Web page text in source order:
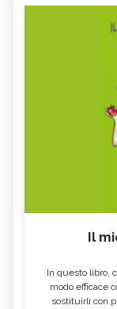
Il
In questo libro,
modo efficace
sostituirli con